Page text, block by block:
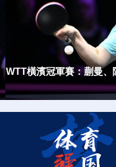
【新質生産力】寧德時代發
【新質生産力】“鯤龍”獲得
【新質生産力】豆包深度思
加拿大國家銀行網球公開